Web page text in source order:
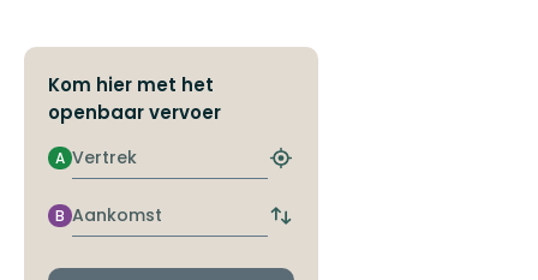
Kom hier met het
openbaar vervoer
Vertrek
A
Zoek
dichtstbijzijnde
halte
Aankomst
B
Wissel
en